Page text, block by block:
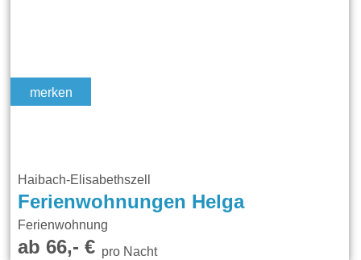
merken
Haibach-Elisabethszell
Ferienwohnungen Helga
Ferienwohnung
ab 66,- €pro Nacht